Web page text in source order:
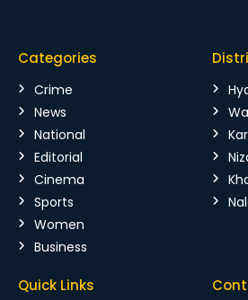
Categories
Crime
News
National
Editorial
Cinema
Sports
Women
Business
Quick Links